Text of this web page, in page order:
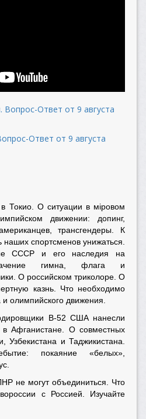
Вопрос-Ответ от 9 августа
Ответ от 9 августа
Токио. О ситуации в мiровом
движении: допинг,
трансгендеры. К
наших спортсменов унижаться.
СССР и его наследия на
гимна, флага и
О российском триколоре. О
казнь. Что необходимо
олимпийского движения.
B-52 США нанесли
Афганистане. О совместных
Узбекистана и Таджикистана.
покаяние «белых»,
не могут объединиться. Что
с Россией. Изучайте